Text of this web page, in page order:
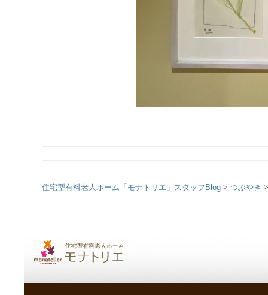
住宅型有料老人ホーム「モナトリエ」スタッフBlog > つぶやき